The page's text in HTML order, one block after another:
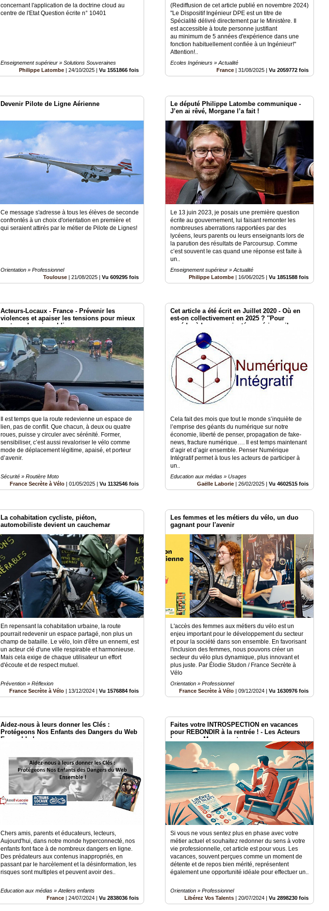
concernant l'application de la doctrine cloud au
centre de l'Etat Question écrite n° 10401
Enseignement supérieur » Solutions Souveraines
Philippe Latombe |24/10/2025 |Vu 1551866 fois
(Rediffusion de cet article publié en novembre 2024)
"Le Dispositif Ingénieur DPE est un titre de
Spécialité délivré directement par le Ministère. Il
est accessible à toute personne justifiant
au minimum de 5 années d'expérience dans une
fonction habituellement confiée à un Ingénieur!"
Attention!..
Ecoles Ingénieurs » Actualité
France |31/08/2025 |Vu 2059772 fois
Devenir Pilote de Ligne Aérienne
Ce message s'adresse à tous les élèves de seconde
confrontés à un choix d'orientation en première et
qui seraient attirés par le métier de Pilote de Lignes!
Orientation » Professionnel
Toulouse |21/08/2025 |Vu 609295 fois
Le député Philippe Latombe communique -
J’en ai rêvé, Morgane l’a fait !
Le 13 juin 2023, je posais une première question
écrite au gouvernement, lui faisant remonter les
nombreuses aberrations rapportées par des
lycéens, leurs parents ou leurs enseignants lors de
la parution des résultats de Parcoursup. Comme
c’est souvent le cas quand une réponse est faite à
un..
Enseignement supérieur » Actualité
Philippe Latombe | 16/06/2025 |Vu 1851588 fois
Acteurs-Locaux - France - Prévenir les
violences et apaiser les tensions pour mieux
partager la voie publique
Il est temps que la route redevienne un espace de
lien, pas de conflit. Que chacun, à deux ou quatre
roues, puisse y circuler avec sérénité. Former,
sensibiliser, c’est aussi revaloriser le vélo comme
mode de déplacement légitime, apaisé, et porteur
d’avenir.
Sécurité » Routière Moto
France Secrète à Vélo |01/05/2025 |Vu 1132546 fois
Cet article a été écrit en Juillet 2020 - Où en
est-on collectivement en 2025 ? ''Pour
accéder à la souveraineté numérique, il nous
faut penser et agir numérique intégratif''
Cela fait des mois que tout le monde s’inquiète de
l’emprise des géants du numérique sur notre
économie, liberté de penser, propagation de fake-
news, fracture numérique…. Il est temps maintenant
d’agir et d’agir ensemble. Penser Numérique
Intégratif permet à tous les acteurs de participer à
un..
Education aux médias » Usages
Gaëlle Laborie |26/02/2025 |Vu 4602515 fois
La cohabitation cycliste, piéton,
automobiliste devient un cauchemar
En repensant la cohabitation urbaine, la route
pourrait redevenir un espace partagé, non plus un
champ de bataille. Le vélo, loin d'être un ennemi, est
un acteur clé d'une ville respirable et harmonieuse.
Mais cela exige de chaque utilisateur un effort
d'écoute et de respect mutuel.
Prévention » Réflexion
France Secrète à Vélo | 13/12/2024 |Vu 1576884 fois
Les femmes et les métiers du vélo, un duo
gagnant pour l'avenir
L'accès des femmes aux métiers du vélo est un
enjeu important pour le développement du secteur
et pour la société dans son ensemble. En favorisant
l'inclusion des femmes, nous pouvons créer un
secteur du vélo plus dynamique, plus innovant et
plus juste. Par Élodie Studon / France Secrète à
Vélo
Orientation » Professionnel
France Secrète à Vélo |09/12/2024 |Vu 1630976 fois
Aidez-nous à leurs donner les Clés :
Protégeons Nos Enfants des Dangers du Web
Ensemble !
Chers amis, parents et éducateurs, lecteurs,
Aujourd'hui, dans notre monde hyperconnecté, nos
enfants font face à de nombreux dangers en ligne.
Des prédateurs aux contenus inappropriés, en
passant par le harcèlement et la désinformation, les
risques sont multiples et peuvent avoir des..
Education aux médias » Ateliers enfants
France |24/07/2024 |Vu 2838036 fois
Faites votre INTROSPECTION en vacances
pour REBONDIR à la rentrée ! - Les Acteurs
Locaux en Mouvement
Si vous ne vous sentez plus en phase avec votre
métier actuel et souhaitez redonner du sens à votre
vie professionnelle, cet article est pour vous. Les
vacances, souvent perçues comme un moment de
détente et de repos bien mérité, représentent
également une opportunité idéale pour effectuer un..
Orientation » Professionnel
Libérez Vos Talents |20/07/2024 |Vu 2898230 fois